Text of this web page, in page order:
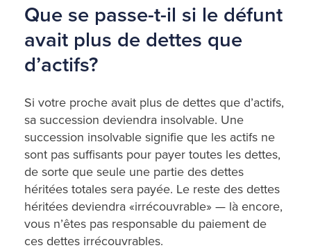
Que se passe-t-il si le défunt
avait plus de dettes que
d’actifs?
Si votre proche avait plus de dettes que d’actifs,
sa succession deviendra insolvable. Une
succession insolvable signifie que les actifs ne
sont pas suffisants pour payer toutes les dettes,
de sorte que seule une partie des dettes
héritées totales sera payée. Le reste des dettes
héritées deviendra «irrécouvrable» — là encore,
vous n’êtes pas responsable du paiement de
ces dettes irrécouvrables.